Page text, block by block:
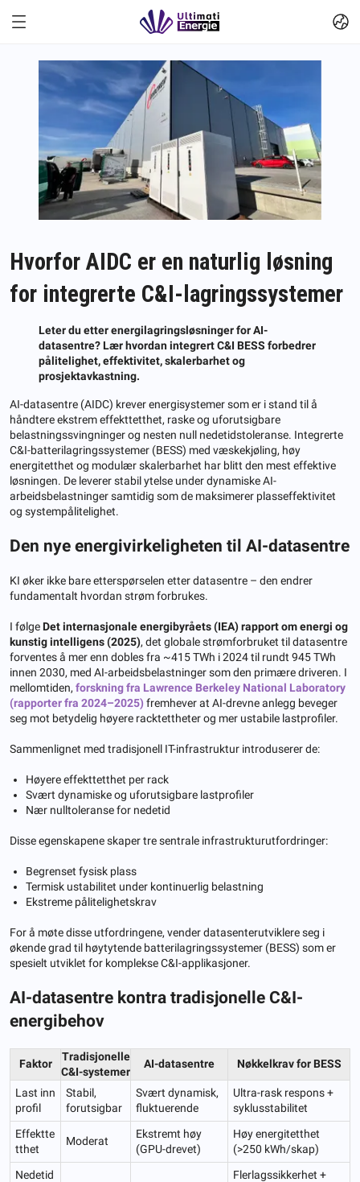
Hvorfor AIDC er en naturlig løsning
for integrerte C&I-lagringssystemer
Leter du etter energilagringsløsninger for AI-
datasentre? Lær hvordan integrert C&I BESS forbedrer
pålitelighet, effektivitet, skalerbarhet og
prosjektavkastning.
AI-datasentre (AIDC) krever energisystemer som er i stand til å
håndtere ekstrem effekttetthet, raske og uforutsigbare
belastningssvingninger og nesten null nedetidstoleranse. Integrerte
C&I-batterilagringssystemer (BESS) med væskekjøling, høy
energitetthet og modulær skalerbarhet har blitt den mest effektive
løsningen. De leverer stabil ytelse under dynamiske AI-
arbeidsbelastninger samtidig som de maksimerer plasseffektivitet
og systempålitelighet.
Den nye energivirkeligheten til AI-datasentre
KI øker ikke bare etterspørselen etter datasentre – den endrer
fundamentalt hvordan strøm forbrukes.
I følgeDet internasjonale energibyråets (IEA) rapport om energi og
kunstig intelligens (2025), det globale strømforbruket til datasentre
forventes å mer enn dobles fra ~415 TWh i 2024 til rundt 945 TWh
innen 2030, med AI-arbeidsbelastninger som den primære driveren. I
mellomtiden, forskning fra Lawrence Berkeley National Laboratory
(rapporter fra 2024–2025) fremhever at AI-drevne anlegg beveger
seg mot betydelig høyere racktettheter og mer ustabile lastprofiler.
Sammenlignet med tradisjonell IT-infrastruktur introduserer de:
Høyere effekttetthet per rack
Svært dynamiske og uforutsigbare lastprofiler
Nær nulltoleranse for nedetid
Disse egenskapene skaper tre sentrale infrastrukturutfordringer:
Begrenset fysisk plass
Termisk ustabilitet under kontinuerlig belastning
Ekstreme pålitelighetskrav
For å møte disse utfordringene, vender datasenterutviklere seg i
økende grad til høytytende batterilagringssystemer (BESS) som er
spesielt utviklet for komplekse C&I-applikasjoner.
AI-datasentre kontra tradisjonelle C&I-
energibehov
Faktor
Tradisjonelle
C&I-systemer
AI-datasentre Nøkkelkrav for BESS
Last inn
profil
Stabil,
forutsigbar
Svært dynamisk,
fluktuerende
Ultra-rask respons +
syklusstabilitet
Effektte
tthet
Moderat
Ekstremt høy
(GPU-drevet)
Høy energitetthet
(>250 kWh/skap)
Nedetid
Flerlagssikkerhet +